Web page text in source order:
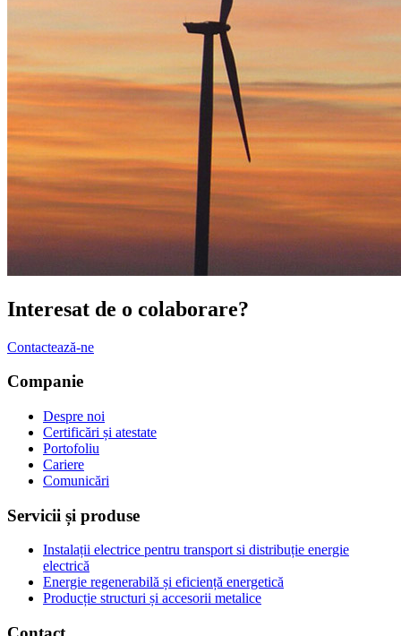
Interesat de o colaborare?
Contactează-ne
Companie
Despre noi
Certificări și atestate
Portofoliu
Cariere
Comunicări
Servicii și produse
Instalații electrice pentru transport si distribuție energie
electrică
Energie regenerabilă și eficiență energetică
Producție structuri și accesorii metalice